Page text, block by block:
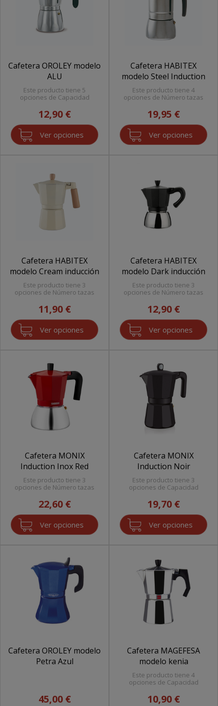
Cafetera OROLEY modelo
ALU
Este producto tiene 5
opciones de Capacidad
12,90 €
Ver opciones
Cafetera HABITEX
modelo Steel Induction
Este producto tiene 4
opciones de Número tazas
19,95 €
Ver opciones
Cafetera HABITEX
modelo Cream inducción
Este producto tiene 3
opciones de Número tazas
11,90 €
Ver opciones
Cafetera HABITEX
modelo Dark inducción
Este producto tiene 3
opciones de Número tazas
12,90 €
Ver opciones
Cafetera MONIX
Induction Inox Red
Este producto tiene 3
opciones de Número tazas
22,60 €
Ver opciones
Cafetera MONIX
Induction Noir
Este producto tiene 3
opciones de Capacidad
19,70 €
Ver opciones
Cafetera OROLEY modelo
Petra Azul
45,00 €
Cafetera MAGEFESA
modelo kenia
Este producto tiene 4
opciones de Capacidad
10,90 €